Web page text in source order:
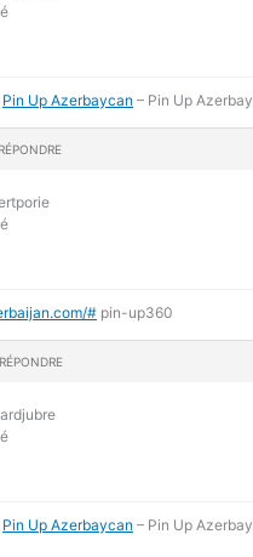
Pin Up Azerbaycan – Pin Up
RÉPONDRE
# pin-up360
RÉPONDRE
Pin Up Azerbaycan – Pin Up